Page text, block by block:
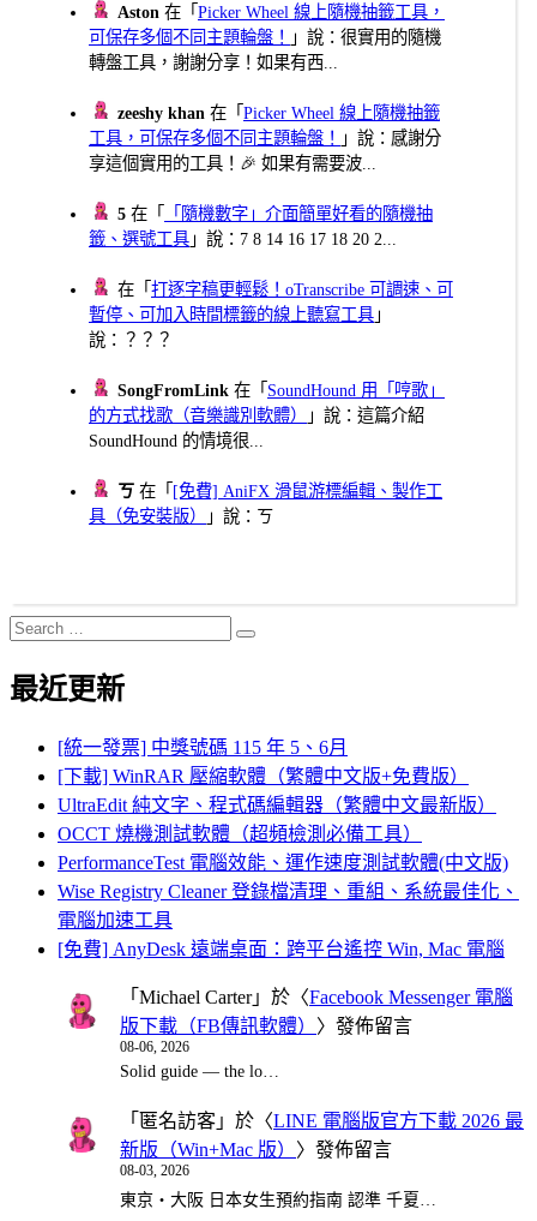
Aston 在「Picker Wheel 線上隨機抽籤工具，
可保存多個不同主題輪盤！
」說：很實用的隨機
轉盤工具，謝謝分享！如果有西...
zeeshy khan 在「Picker Wheel 線上隨機抽籤
工具，可保存多個不同主題輪盤！
」說：感謝分
享這個實用的工具！🎉 如果有需要波...
5 在「
「隨機數字」介面簡單好看的隨機抽
籤、選號工具 」說：7 8 14 16 17 18 20 2...
在「打逐字稿更輕鬆！oTranscribe 可調速、可
暫停、可加入時間標籤的線上聽寫工具 」
說：？？？
SongFromLink 在「 SoundHound 用「哼歌」
的方式找歌（音樂識別軟體）
」說：這篇介紹
SoundHound 的情境很...
ㄎ 在「 [免費] AniFX 滑鼠游標編輯、製作工
具（免安裝版）
」說：ㄎ
Search
for:
Search
最近更新
[統一發票] 中獎號碼 115 年 5、6月
[下載] WinRAR 壓縮軟體（繁體中文版+免費版）
UltraEdit 純文字、程式碼編輯器（繁體中文最新版）
OCCT 燒機測試軟體（超頻檢測必備工具）
PerformanceTest 電腦效能、運作速度測試軟體(中文版)
Wise Registry Cleaner 登錄檔清理、重組、系統最佳化、
電腦加速工具
[免費] AnyDesk 遠端桌面：跨平台遙控 Win, Mac 電腦
「 Michael Carter」於〈Facebook Messenger 電腦
版下載（FB傳訊軟體） 〉發佈留言
08-06, 2026
Solid guide — the lo…
「 匿名訪客 」於〈LINE 電腦版官方下載 2026 最
新版（Win+Mac 版） 〉發佈留言
08-03, 2026
東京・大阪 日本女生預約指南 認準 千夏…